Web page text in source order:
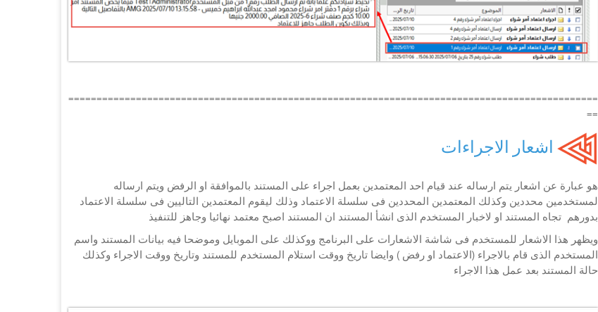
==============================================================================================
==
اشعار الاجراءات
هو عبارة عن اشعار يتم ارساله عند قيام احد المعتمدين بعمل اجراء على المستند بالموافقة او الرفض ويتم ارساله
لمستخدمين محددين وكذلك المعتمدين المحددين فى سلسلة الاعتماد وذلك ليقوم المعتمدين التاليين فى سلسلة الاعتماد
بدورهم تجاه المستند او لاخبار المستخدم الذى انشأ المستند ان المستند اصبح معتمد نهائيا وجاهز للتنفيذ
ويظهر هذا الاشعار للمستخدم فى شاشة الاشعارات على البرنامج ووكذلك على الموبايل وموضحا فيه بيانات المستند واسم
المستخدم الذى قام بالاجراء (الاعتماد او رفض ) وايضا تاريخ ووقت استلام المستخدم للمستند وتاريخ ووقت الاجراء وكذلك
حالة المستند بعد عمل هذا الاجراء